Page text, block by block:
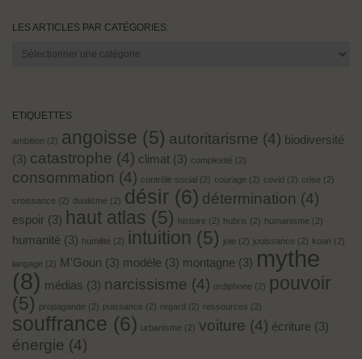
LES ARTICLES PAR CATÉGORIES:
Les
ETIQUETTES
ambition (2) angoisse (5) autoritarisme (4) biodiversité
(3) catastrophe (4) climat (3) complexité (2)
consommation (4) contrôle social (2) courage (2) covid (2) crise (2)
croissance (2) dualisme (2) désir (6) détermination (4)
espoir (3) haut atlas (5) histoire (2) hubris (2) humanisme (2)
humanité (3) humilité (2) intuition (5) joie (2) jouissance (2) koan (2)
langage (2) M'Goun (3) modèle (3) montagne (3) mythe
(8) médias (3) narcissisme (4) ordiphone (2) pouvoir
(5) propagande (2) puissance (2) regard (2) ressources (2)
souffrance (6) urbanisme (2) voiture (4) écriture (3)
énergie (4)